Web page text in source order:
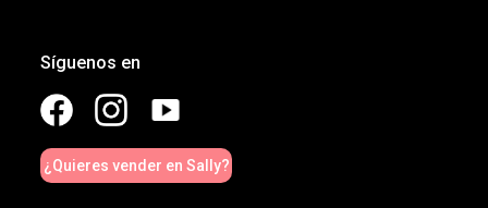
Síguenos en
¿Quieres vender en Sally?